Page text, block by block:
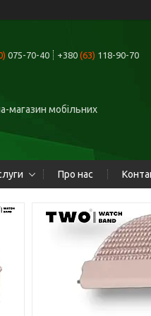
075-70-40 +380 (63) 118-90-70
магазин мобільних
Про нас